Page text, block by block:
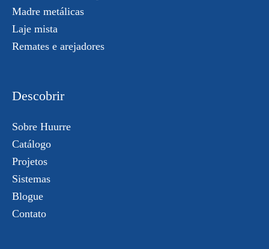
Madre metálicas
Laje mista
Remates e arejadores
Descobrir
Sobre Huurre
Catálogo
Projetos
Sistemas
Blogue
Contato